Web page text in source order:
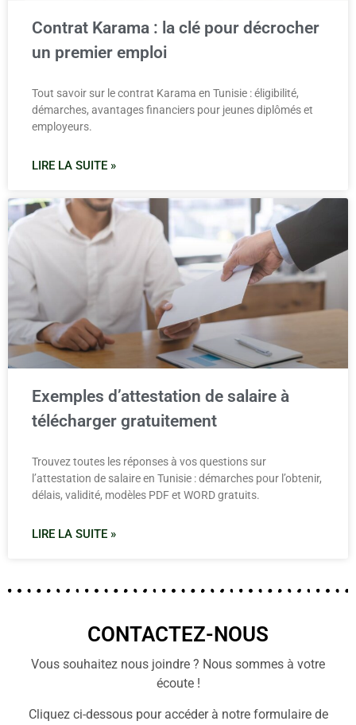
Contrat Karama : la clé pour décrocher
un premier emploi
Tout savoir sur le contrat Karama en Tunisie : éligibilité,
démarches, avantages financiers pour jeunes diplômés et
employeurs.
LIRE LA SUITE »
Exemples d’attestation de salaire à
télécharger gratuitement
Trouvez toutes les réponses à vos questions sur
l’attestation de salaire en Tunisie : démarches pour l’obtenir,
délais, validité, modèles PDF et WORD gratuits.
LIRE LA SUITE »
CONTACTEZ-NOUS
Vous souhaitez nous joindre ? Nous sommes à votre
écoute !
Cliquez ci-dessous pour accéder à notre formulaire de